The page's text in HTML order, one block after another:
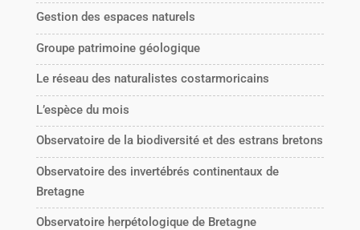
Gestion des espaces naturels
Groupe patrimoine géologique
Le réseau des naturalistes costarmoricains
L’espèce du mois
Observatoire de la biodiversité et des estrans bretons
Observatoire des invertébrés continentaux de
Bretagne
Observatoire herpétologique de Bretagne